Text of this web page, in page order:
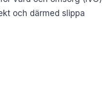
och därmed slippa